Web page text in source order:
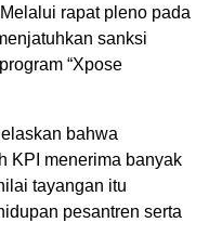
rapat pleno pada
sanksi
“Xpose
bahwa
KPI menerima banyak
tayangan itu
pesantren serta